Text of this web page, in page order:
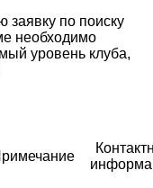
заявку по поиску
необходимо
уровень клуба,